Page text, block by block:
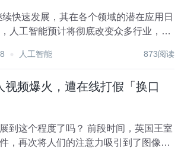
快速发展，其在各个领域的潜在应用日
人工智能预计将彻底改变众多行业，改
人工智能力量的顶级行业。 医疗保
人工智能 873阅读
视频爆火，遭在线打假「换口
到这个程度了吗？ 前段时间，英国王室
，再次将人们的注意力吸引到了图像或